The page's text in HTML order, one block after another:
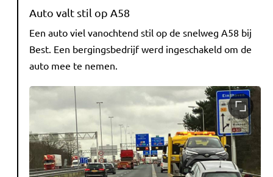
Auto valt stil op A58
Een auto viel vanochtend stil op de snelweg A58 bij
Best. Een bergingsbedrijf werd ingeschakeld om de
auto mee te nemen.